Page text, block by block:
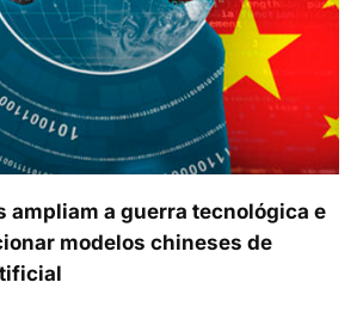
ampliam a guerra tecnológica e
modelos chineses de